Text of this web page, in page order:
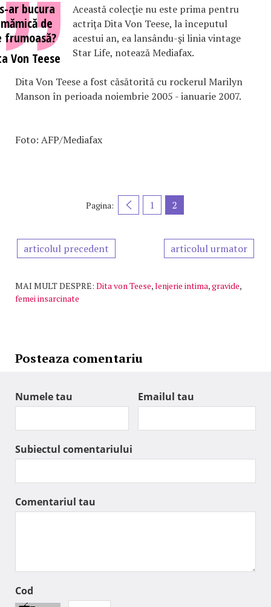
ar bucura
de
Von Teese
Această colecţie nu este prima pentru
actriţa Dita Von Teese, la începutul
acestui an, ea lansându-şi linia vintage
Star Life, notează Mediafax.
Dita Von Teese a fost căsătorită cu rockerul Marilyn
Manson în perioada noiembrie 2005 - ianuarie 2007.
Foto: AFP/Mediafax
Pagina: 1 2
articolul precedent articolul urmator
MAI MULT DESPRE: Dita von Teese,lenjerie intima,gravide,
femei insarcinate
Posteaza comentariu
Numele tau Emailul tau
Subiectul comentariului
Comentariul tau
Cod